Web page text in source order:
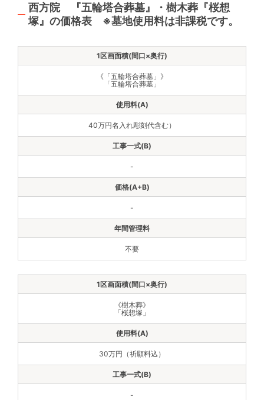
西方院 『五輪塔合葬墓』・樹木葬『桜想
塚』の価格表 ※墓地使用料は非課税です。
《「五輪塔合葬墓」》
「五輪塔合葬墓」
40万円名入れ彫刻代含む）
-
-
不要
《樹木葬》
「桜想塚」
30万円（祈願料込）
-